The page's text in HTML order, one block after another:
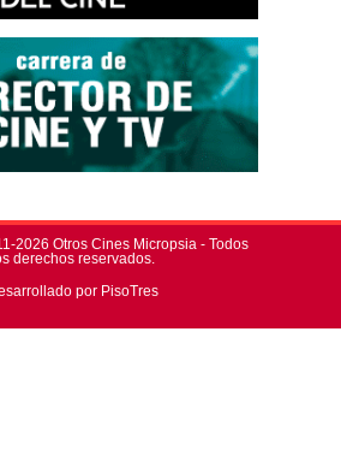
2026 Otros Cines Micropsia - Todos
derechos reservados.
por PisoTres